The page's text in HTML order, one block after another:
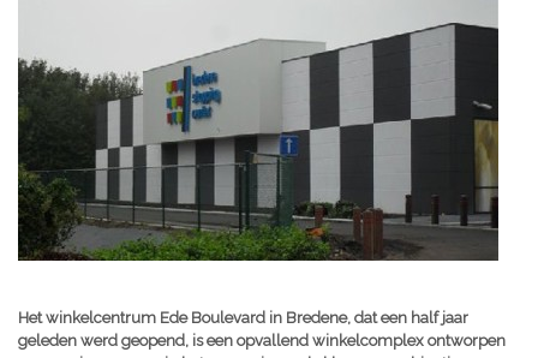
Het winkelcentrum Ede Boulevard in Bredene, dat een half jaar
geleden werd geopend, is een opvallend winkelcomplex ontworpen